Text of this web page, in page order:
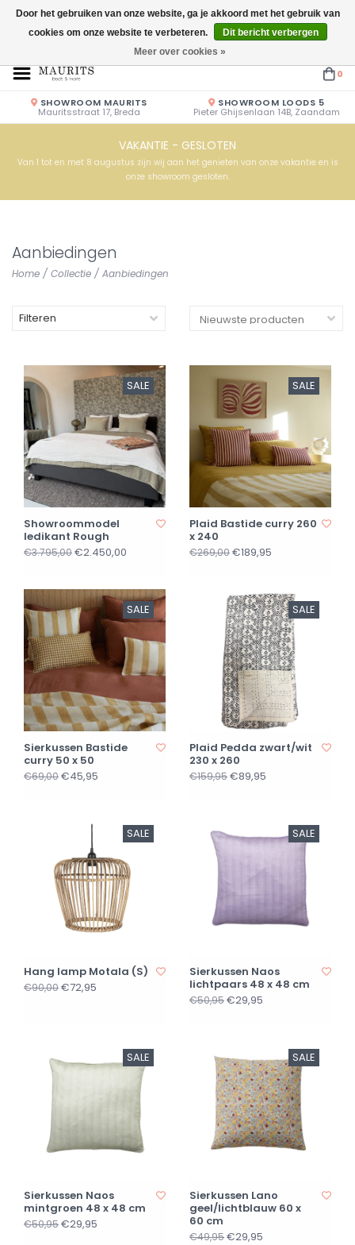
Openingstijden: Vrijdag & Zaterdag 10.00u - 17.00u of op afspraak!
0
SHOWROOM MAURITS
Mauritsstraat 17, Breda
SHOWROOM LOODS 5
Pieter Ghijsenlaan 14B, Zaandam
VAKANTIE - GESLOTEN
Van 1 tot en met 8 augustus zijn wij aan het genieten van onze vakantie en is
onze showroom gesloten.
Aanbiedingen
Home / Collectie / Aanbiedingen
Filteren
SALE
Showroommodel
ledikant Rough
€3.795,00€2.450,00
SALE
Plaid Bastide curry 260
x 240
€269,00€189,95
SALE
Sierkussen Bastide
curry 50 x 50
€69,00€45,95
SALE
Plaid Pedda zwart/wit
230 x 260
€159,95€89,95
SALE
Hang lamp Motala (S)
€90,00€72,95
SALE
Sierkussen Naos
lichtpaars 48 x 48 cm
€50,95€29,95
SALE
Sierkussen Naos
mintgroen 48 x 48 cm
€50,95€29,95
SALE
Sierkussen Lano
geel/lichtblauw 60 x
60 cm
€49,95€29,95
Door het gebruiken van onze website, ga je akkoord met het gebruik van
cookies om onze website te verbeteren.
Dit bericht verbergen
Meer over cookies »